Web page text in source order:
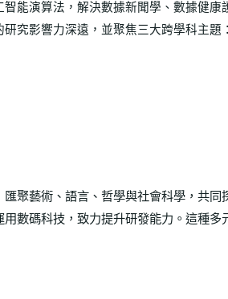
能演算法，解決數據新聞學、數據健康
究影響力深遠，並聚焦三大跨學科主題
聚藝術、語言、哲學與社會科學，共同
數碼科技，致力提升研發能力。這種多